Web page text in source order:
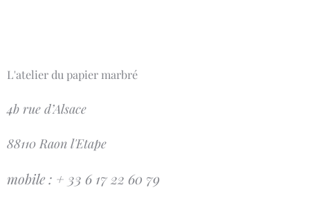
L'atelier du papier marbré
4b rue d’Alsace
88110 Raon l'Etape
mobile : + 33 6 17 22 60 79